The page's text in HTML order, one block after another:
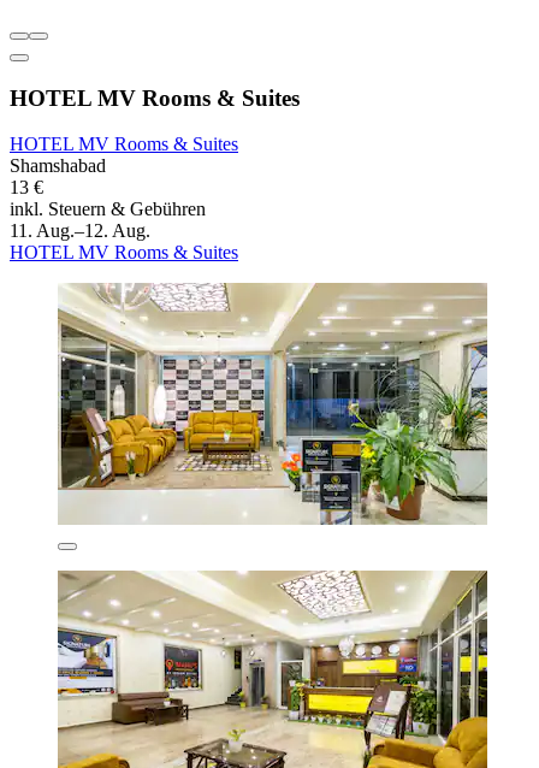
HOTEL MV Rooms & Suites
HOTEL MV Rooms & Suites
Shamshabad
13 €
inkl. Steuern & Gebühren
11. Aug.–12. Aug.
HOTEL MV Rooms & Suites